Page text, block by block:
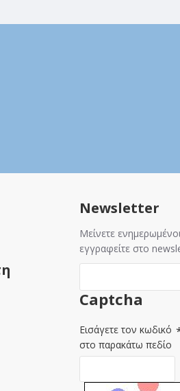
Newsletter
Μείνετε
εγγραφείτε στο
Captcha
Εισάγετε τον κωδικό
στο παρακάτω πεδίο